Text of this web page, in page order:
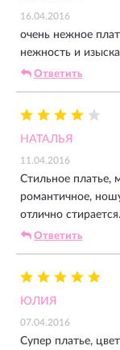
16.04.2016
очень нежное
нежность и
Ответить
НАТАЛЬЯ
11.04.2016
Стильное платье,
романтичное,
отлично стирается.
Ответить
ЮЛИЯ
07.04.2016
Супер платье,